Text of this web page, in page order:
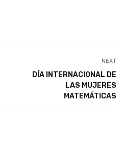
NEXT
DÍA INTERNACIONAL DE
LAS MUJERES
MATEMÁTICAS